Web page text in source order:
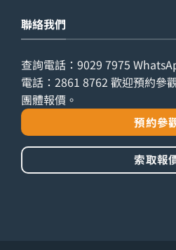
聯絡我們
查詢電話： 9029 7975
電話： 2861 8762 歡迎預約參
團體報價。
預約參
索取報